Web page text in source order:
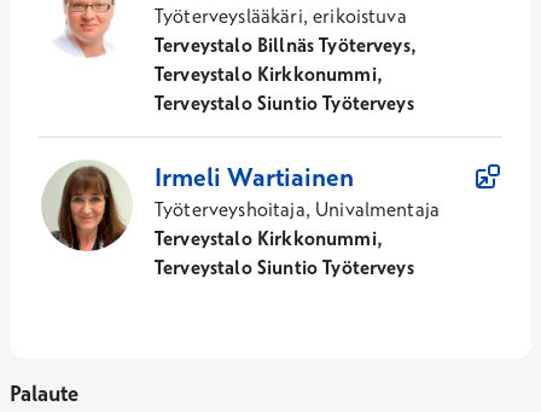
Työterveyslääkäri, erikoistuva
Terveystalo Billnäs Työterveys,
Terveystalo Kirkkonummi,
Terveystalo Siuntio Työterveys
Irmeli Wartiainen
Työterveyshoitaja, Univalmentaja
Terveystalo Kirkkonummi,
Terveystalo Siuntio Työterveys
Palaute